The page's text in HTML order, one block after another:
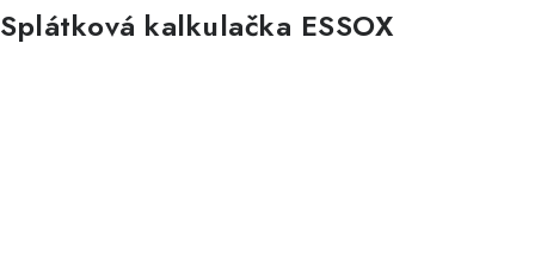
Splátková kalkulačka ESSOX